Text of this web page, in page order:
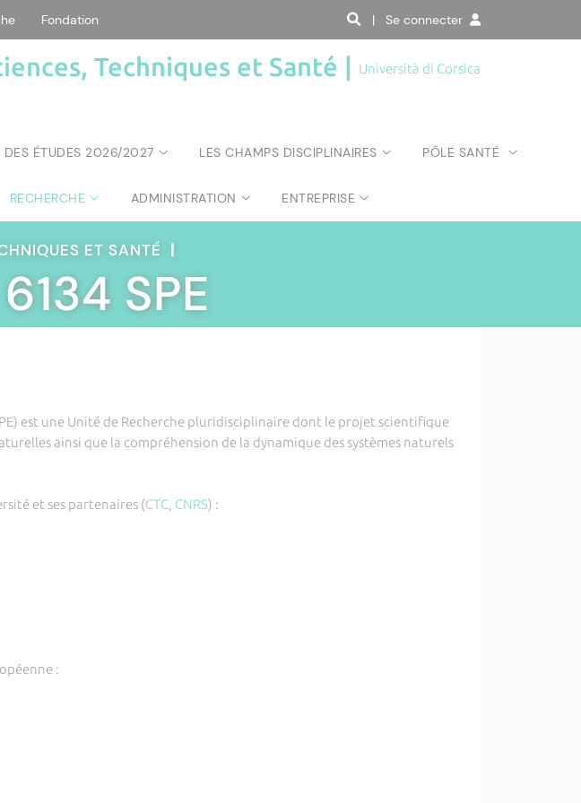
Fondation | Se connecter
Techniques et Santé | Università di Corsica
DES ÉTUDES 2026/2027 LES CHAMPS DISCIPLINAIRES PÔLE SANTÉ
RECHERCHE ADMINISTRATION ENTREPRISE
ET SANTÉ |
SPE
est une Unité de Recherche pluridisciplinaire dont le projet scientifique
ainsi que la compréhension de la dynamique des systèmes naturels
et ses partenaires (CTC, CNRS) :
: